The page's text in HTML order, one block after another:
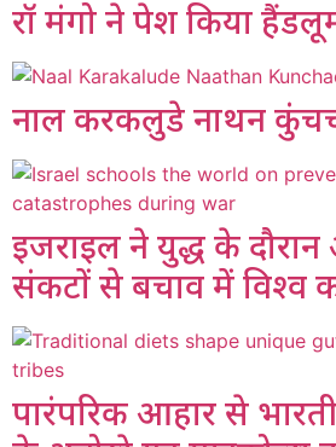
रॉ मंगो ने पेश किया
नाल करकलुडे नाथन
इजराइल ने युद्ध के
संकटों से बचाव में विश्व
पारंपरिक आहार से